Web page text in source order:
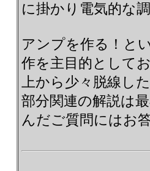
に掛かり電気的な
アンプを作る！と
作を主目的として
上から少々脱線
部分関連の解説は
んだご質問にはお